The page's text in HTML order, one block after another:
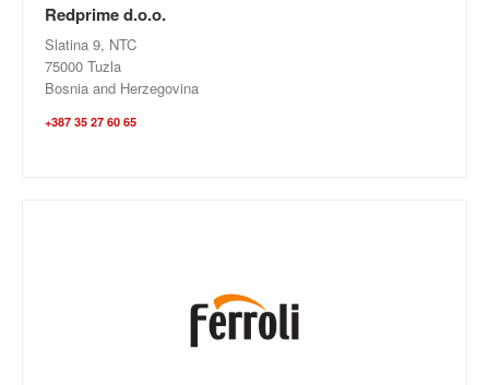
Redprime d.o.o.
Slatina 9, NTC
75000 Tuzla
Bosnia and Herzegovina
+387 35 27 60 65